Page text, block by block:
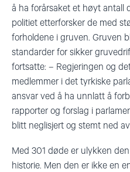
å ha forårsaket et høyt antall
politiet etterforsker de med
forholdene i gruven. Gruven
standarder for sikker
fortsatte: – Regjeringen og
medlemmer i det tyrkiske
ansvar ved å ha unnlatt å
rapporter og forslag i
blitt neglisjert og stemt ned
Med 301 døde er ulykken
historie. Men den er ikke en